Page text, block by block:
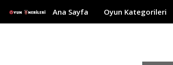
Ana Sayfa Oyun Kategorileri